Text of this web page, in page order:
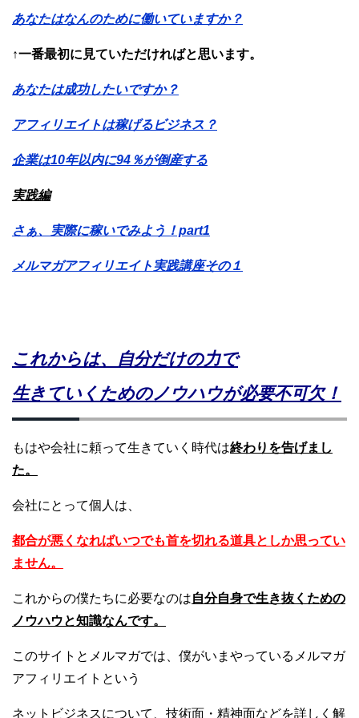
あなたはなんのために働いていますか？
↑一番最初に見ていただければと思います。
あなたは成功したいですか？
アフィリエイトは稼げるビジネス？
企業は10年以内に94％が倒産する
実践編
さぁ、実際に稼いでみよう！part1
メルマガアフィリエイト実践講座その１
これからは、自分だけの力で
生きていくためのノウハウが必要不可欠！
もはや会社に頼って生きていく時代は終わりを告げまし
た。
会社にとって個人は、
都合が悪くなればいつでも首を切れる道具としか思ってい
ません。
これからの僕たちに必要なのは自分自身で生き抜くための
ノウハウと知識なんです。
このサイトとメルマガでは、僕がいまやっているメルマガ
アフィリエイトという
ネットビジネスについて、技術面・精神面などを詳しく解